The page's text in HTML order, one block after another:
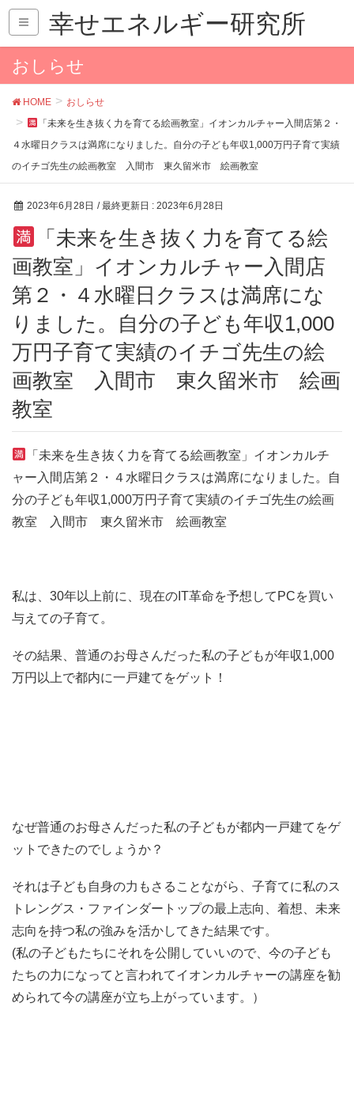
幸せエネルギー研究所
おしらせ
HOME
おしらせ
「未来を生き抜く力を育てる絵画教室」イオンカルチャー入間店第２・
４水曜日クラスは満席になりました。自分の子ども年収1,000万円子育て実績
のイチゴ先生の絵画教室 入間市 東久留米市 絵画教室
2023年6月28日 / 最終更新日 : 2023年6月28日
「未来を生き抜く力を育てる絵
画教室」イオンカルチャー入間店
第２・４水曜日クラスは満席にな
りました。自分の子ども年収1,000
万円子育て実績のイチゴ先生の絵
画教室 入間市 東久留米市 絵画
教室
「未来を生き抜く力を育てる絵画教室」イオンカルチ
ャー入間店第２・４水曜日クラスは満席になりました。自
分の子ども年収1,000万円子育て実績のイチゴ先生の絵画
教室 入間市 東久留米市 絵画教室
私は、30年以上前に、現在のIT革命を予想してPCを買い
与えての子育て。
その結果、普通のお母さんだった私の子どもが年収1,000
万円以上で都内に一戸建てをゲット！
なぜ普通のお母さんだった私の子どもが都内一戸建てをゲ
ットできたのでしょうか？
それは子ども自身の力もさることながら、子育てに私のス
トレングス・ファインダートップの最上志向、着想、未来
志向を持つ私の強みを活かしてきた結果です。
(私の子どもたちにそれを公開していいので、今の子ども
たちの力になってと言われてイオンカルチャーの講座を勧
められて今の講座が立ち上がっています。）